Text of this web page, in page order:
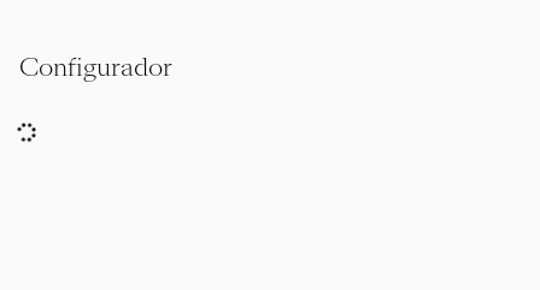
Configurador